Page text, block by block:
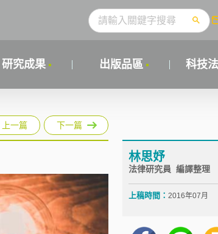
研究成果 出版品區 科技
上一篇 下一篇
林思妤
法律研究員 編譯整理
上稿時間： 2016年07月